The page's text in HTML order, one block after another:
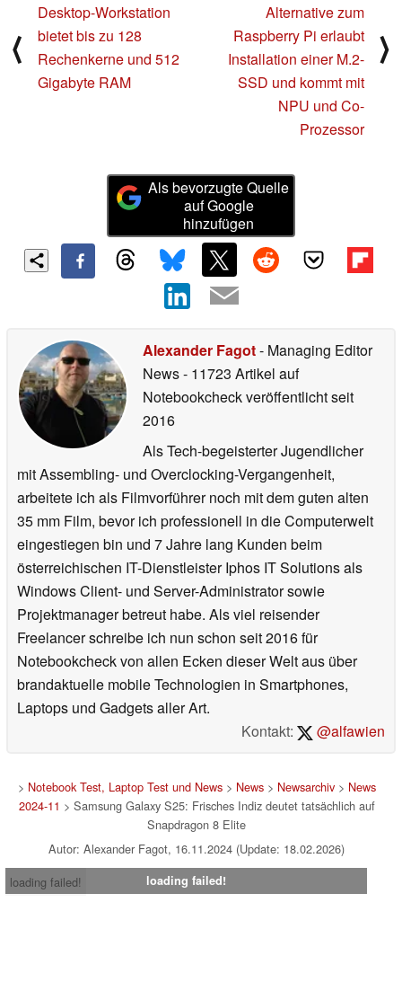
⟨
Desktop-Workstation
bietet bis zu 128
Rechenkerne und 512
Gigabyte RAM
Alternative zum
Raspberry Pi erlaubt
Installation einer M.2-
SSD und kommt mit
NPU und Co-
Prozessor
⟩
Als bevorzugte Quelle
auf Google
hinzufügen
Alexander Fagot- Managing Editor
News- 11723 Artikel auf
Notebookcheck veröffentlichtseit
2016
Als Tech-begeisterter Jugendlicher
mit Assembling- und Overclocking-Vergangenheit,
arbeitete ich als Filmvorführer noch mit dem guten alten
35 mm Film, bevor ich professionell in die Computerwelt
eingestiegen bin und 7 Jahre lang Kunden beim
österreichischen IT-Dienstleister Iphos IT Solutions als
Windows Client- und Server-Administrator sowie
Projektmanager betreut habe. Als viel reisender
Freelancer schreibe ich nun schon seit 2016 für
Notebookcheck von allen Ecken dieser Welt aus über
brandaktuelle mobile Technologien in Smartphones,
Laptops und Gadgets aller Art.
Kontakt:
@alfawien
> Notebook Test, Laptop Test und News> News> Newsarchiv> News
2024-11 > Samsung Galaxy S25: Frisches Indiz deutet tatsächlich auf
Snapdragon 8 Elite
Autor: Alexander Fagot, 16.11.2024 (Update: 18.02.2026)
loading failed!
loading failed!